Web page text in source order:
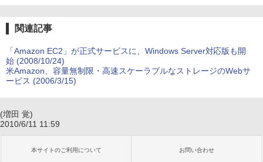
関連記事
「Amazon EC2」が正式サービスに、Windows Server対応版も開
始 (2008/10/24)
米Amazon、容量無制限・高速スケーラブルなストレージのWebサ
ービス (2006/3/15)
(増田 覚)
2010/6/11 11:59
本サイトのご利用について お問い合わせ